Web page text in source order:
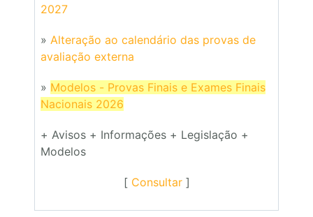
2027
» Alteração ao calendário das provas de
avaliação externa
» Modelos - Provas Finais e Exames Finais
Nacionais 2026
+ Avisos + Informações + Legislação +
Modelos
[ Consultar]